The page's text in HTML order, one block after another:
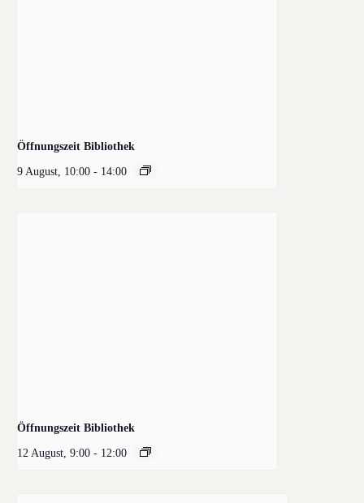
Öffnungszeit Bibliothek
9 August, 10:00 - 14:00
Öffnungszeit Bibliothek
12 August, 9:00 - 12:00